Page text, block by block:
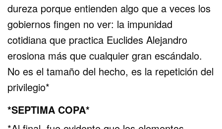
dureza porque entienden algo que a veces los
gobiernos fingen no ver: la impunidad
cotidiana que practica Euclides Alejandro
erosiona más que cualquier gran escándalo.
No es el tamaño del hecho, es la repetición del
privilegio*
*SEPTIMA COPA*